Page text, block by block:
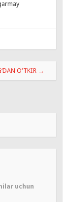
O‘TKIR →
uchun